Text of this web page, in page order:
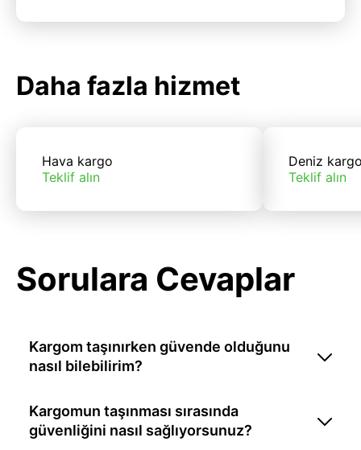
Daha fazla hizmet
Hava kargo
Teklif alın
Deniz
Teklif alın
Sorulara Cevaplar
Kargom taşınırken güvende olduğunu
nasıl bilebilirim?
Kargomun taşınması sırasında
güvenliğini nasıl sağlıyorsunuz?